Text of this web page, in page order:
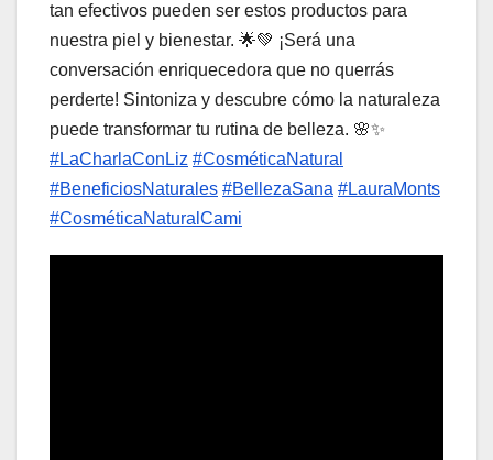
tan efectivos pueden ser estos productos para
nuestra piel y bienestar. 🌟💚 ¡Será una
conversación enriquecedora que no querrás
perderte! Sintoniza y descubre cómo la naturaleza
puede transformar tu rutina de belleza. 🌸✨
#LaCharlaConLiz #CosméticaNatural
#BeneficiosNaturales #BellezaSana #LauraMonts
#CosméticaNaturalCami